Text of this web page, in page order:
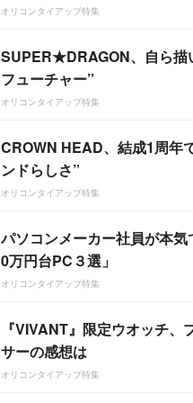
オリコンタイアップ特集
SUPER★DRAGON、自ら描
フューチャー”
オリコンタイアップ特集
CROWN HEAD、結成1周年
ンドらしさ”
オリコンタイアップ特集
パソコンメーカー社員が本気
0万円台PC３選」
オリコンタイアップ特集
『VIVANT』限定ウオッチ、
サーの感想は
オリコンタイアップ特集